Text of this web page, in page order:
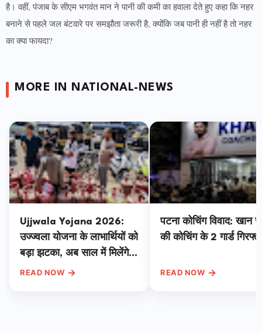
है। वहीं, पंजाब के सीएम भगवंत मान ने पानी की कमी का हवाला देते हुए कहा कि नहर
बनाने से पहले जल बंटवारे पर समझौता जरूरी है, क्योंकि जब पानी ही नहीं है तो नहर
का क्या फायदा?
MORE IN NATIONAL-NEWS
Ujjwala Yojana 2026:
उज्ज्वला योजना के लाभार्थियों को
बड़ा झटका, अब साल में मिलेंगे
सिर्फ 4 सब्सिडी वाले सिलेंडर,
READ NOW →
पटना कोचिंग विवाद: खान
की कोचिंग के 2 गार्ड
READ NOW →